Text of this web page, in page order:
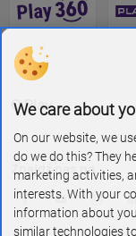
O Play
Znajdź nas na
We care about
On our website, we
do we do this? They
marketing activities,
interests. With your
information about
similar technologies